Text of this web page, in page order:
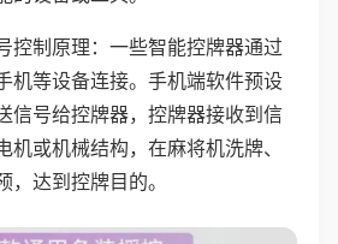
控制原理：一些智能控牌器通过
机等设备连接。手机端软件预设
信号给控牌器，控牌器接收到信
机或机械结构，在麻将机洗牌、
达到控牌目的。